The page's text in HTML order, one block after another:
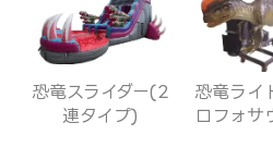
恐竜スライダー(2
連タイプ)
恐竜ライ
ロフォサ